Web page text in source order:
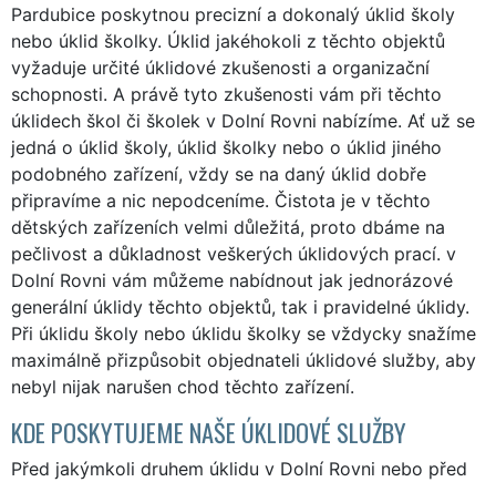
Pardubice poskytnou precizní a dokonalý úklid školy
nebo úklid školky. Úklid jakéhokoli z těchto objektů
vyžaduje určité úklidové zkušenosti a organizační
schopnosti. A právě tyto zkušenosti vám při těchto
úklidech škol či školek v Dolní Rovni nabízíme. Ať už se
jedná o úklid školy, úklid školky nebo o úklid jiného
podobného zařízení, vždy se na daný úklid dobře
připravíme a nic nepodceníme. Čistota je v těchto
dětských zařízeních velmi důležitá, proto dbáme na
pečlivost a důkladnost veškerých úklidových prací. v
Dolní Rovni vám můžeme nabídnout jak jednorázové
generální úklidy těchto objektů, tak i pravidelné úklidy.
Při úklidu školy nebo úklidu školky se vždycky snažíme
maximálně přizpůsobit objednateli úklidové služby, aby
nebyl nijak narušen chod těchto zařízení.
KDE POSKYTUJEME NAŠE ÚKLIDOVÉ SLUŽBY
Před jakýmkoli druhem úklidu v Dolní Rovni nebo před